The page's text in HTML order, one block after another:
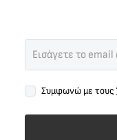
Συμφωνώ με τους